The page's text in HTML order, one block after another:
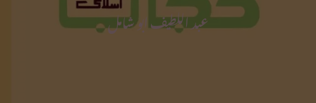
عبد اللطیف ابو شامل